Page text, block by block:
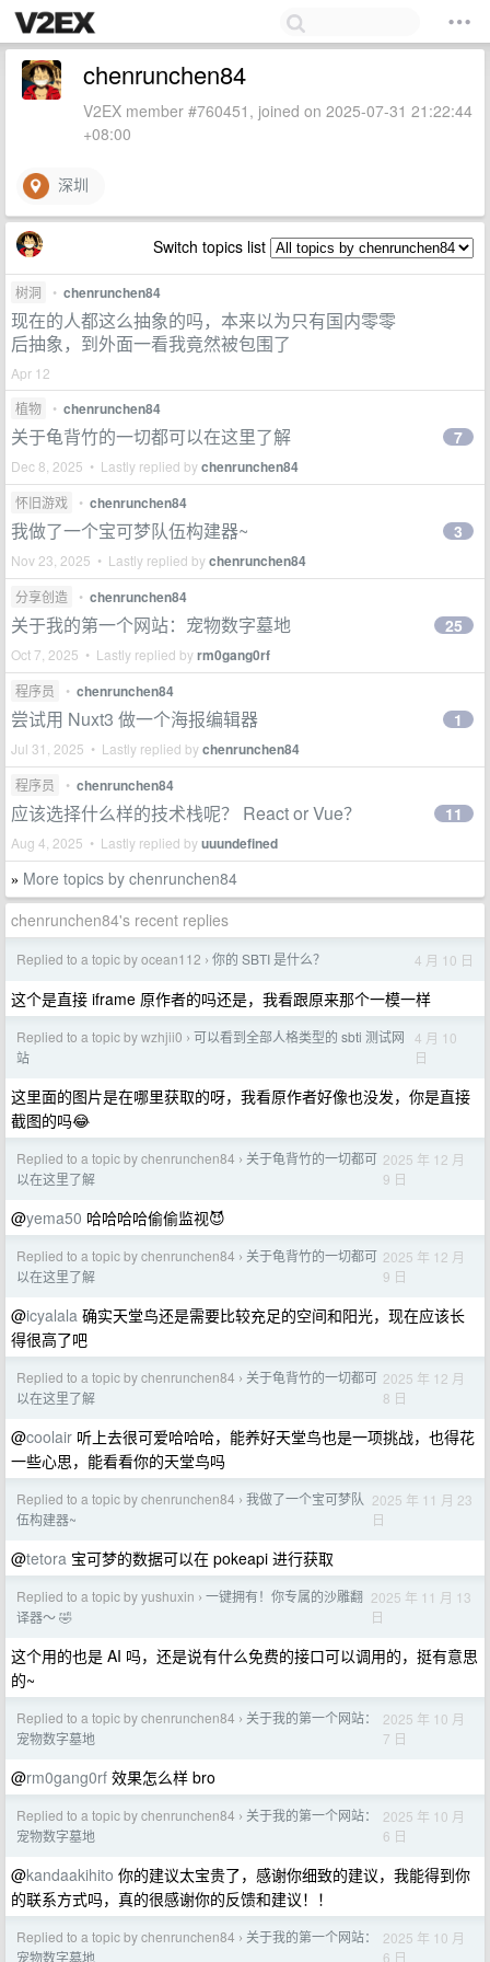
chenrunchen84
V2EX member #760451, joined on 2025-07-31 21:22:44
+08:00
深圳
Switch topics list
树洞 • chenrunchen84
现在的人都这么抽象的吗，本来以为只有国内零零
后抽象，到外面一看我竟然被包围了
Apr 12
植物
• chenrunchen84
关于龟背竹的一切都可以在这里了解
Dec 8, 2025 • Lastly replied bychenrunchen84
7
怀旧游戏 • chenrunchen84
我做了一个宝可梦队伍构建器~
Nov 23, 2025 • Lastly replied bychenrunchen84
3
分享创造 • chenrunchen84
关于我的第一个网站：宠物数字墓地
Oct 7, 2025 • Lastly replied byrm0gang0rf
25
程序员 • chenrunchen84
尝试用 Nuxt3 做一个海报编辑器
Jul 31, 2025 • Lastly replied bychenrunchen84
1
程序员 • chenrunchen84
应该选择什么样的技术栈呢？ React or Vue？
Aug 4, 2025 • Lastly replied byuuundefined
11
» More topics by chenrunchen84
chenrunchen84's recent replies
Replied to a topic by ocean112 › 你的 SBTI 是什么？ 4 月 10 日
这个是直接 iframe 原作者的吗还是，我看跟原来那个一模一样
Replied to a topic by wzhjii0 › 可以看到全部人格类型的 sbti 测试网
站
4 月 10
日
这里面的图片是在哪里获取的呀，我看原作者好像也没发，你是直接
截图的吗😂
Replied to a topic by chenrunchen84 › 关于龟背竹的一切都可
以在这里了解
2025 年 12 月
9 日
@yema50 哈哈哈哈偷偷监视😈
Replied to a topic by chenrunchen84 › 关于龟背竹的一切都可
以在这里了解
2025 年 12 月
9 日
@icyalala 确实天堂鸟还是需要比较充足的空间和阳光，现在应该长
得很高了吧
Replied to a topic by chenrunchen84 › 关于龟背竹的一切都可
以在这里了解
2025 年 12 月
8 日
@coolair 听上去很可爱哈哈哈，能养好天堂鸟也是一项挑战，也得花
一些心思，能看看你的天堂鸟吗
Replied to a topic by chenrunchen84 › 我做了一个宝可梦队
伍构建器~
2025 年 11 月 23
日
@tetora 宝可梦的数据可以在 pokeapi 进行获取
Replied to a topic by yushuxin › 一键拥有！你专属的沙雕翻
译器～ 🤣
2025 年 11 月 13
日
这个用的也是 AI 吗，还是说有什么免费的接口可以调用的，挺有意思
的~
Replied to a topic by chenrunchen84 › 关于我的第一个网站：
宠物数字墓地
2025 年 10 月
7 日
@rm0gang0rf 效果怎么样 bro
Replied to a topic by chenrunchen84 › 关于我的第一个网站：
宠物数字墓地
2025 年 10 月
6 日
@kandaakihito 你的建议太宝贵了，感谢你细致的建议，我能得到你
的联系方式吗，真的很感谢你的反馈和建议！！
Replied to a topic by chenrunchen84 › 关于我的第一个网站：
宠物数字墓地
2025 年 10 月
6 日